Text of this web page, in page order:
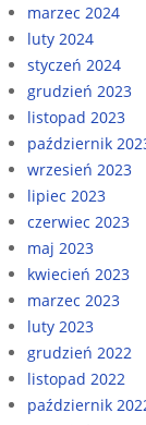
marzec 2024
luty 2024
styczeń 2024
grudzień 2023
listopad 2023
październik
wrzesień 2023
lipiec 2023
czerwiec 2023
maj 2023
kwiecień 2023
marzec 2023
luty 2023
grudzień 2022
listopad 2022
październik